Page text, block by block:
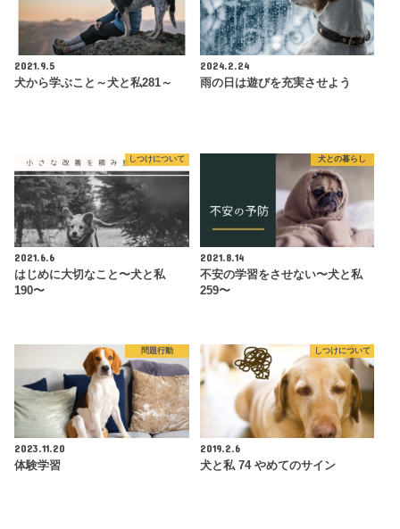
2021.9.5
犬から学ぶこと～犬と私281～
2024.2.24
雨の日は遊びを充実させよう
しつけについて
2021.6.6
はじめに大切なこと〜犬と私
190〜
犬との暮らし
2021.8.14
不安の学習をさせない〜犬と私
259〜
問題行動
2023.11.20
体験学習
しつけについて
2019.2.6
犬と私 74 やめてのサイン